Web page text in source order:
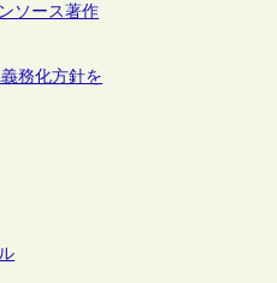
ソース著作
務化方針を